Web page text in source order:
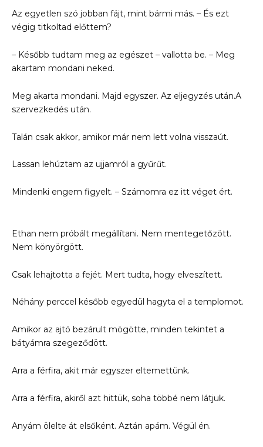
Az egyetlen szó jobban fájt, mint bármi más. – És ezt
végig titkoltad előttem?
– Később tudtam meg az egészet – vallotta be. – Meg
akartam mondani neked.
Meg akarta mondani. Majd egyszer. Az eljegyzés után.A
szervezkedés után.
Talán csak akkor, amikor már nem lett volna visszaút.
Lassan lehúztam az ujjamról a gyűrűt.
Mindenki engem figyelt. – Számomra ez itt véget ért.
Ethan nem próbált megállítani. Nem mentegetőzött.
Nem könyörgött.
Csak lehajtotta a fejét. Mert tudta, hogy elveszített.
Néhány perccel később egyedül hagyta el a templomot.
Amikor az ajtó bezárult mögötte, minden tekintet a
bátyámra szegeződött.
Arra a férfira, akit már egyszer eltemettünk.
Arra a férfira, akiről azt hittük, soha többé nem látjuk.
Anyám ölelte át elsőként. Aztán apám. Végül én.